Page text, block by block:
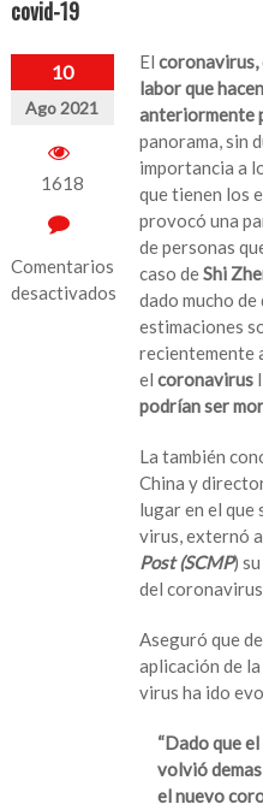
covid-19
10
Ago 2021
1618
Comentarios
desactivados
El
labor que
anteriormente
panorama, sin
importancia a
que tienen los
provocó una
de personas
caso deShi
dado mucho
estimaciones
recientemente
elcoronavirus
podrían ser
La también
China y
lugar en el que
virus, externó
Post (SCMP)
del
Aseguró que
aplicación de
virus ha ido
“Dado que
volvió
el nuevo